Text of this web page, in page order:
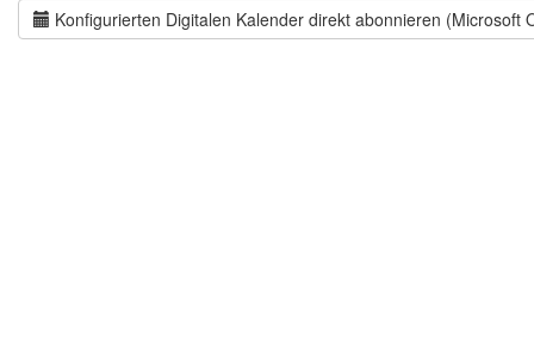
Konfigurierten Digitalen Kalender direkt abonnieren (Microsoft